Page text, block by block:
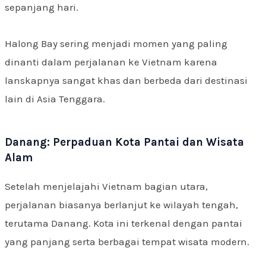
sepanjang hari.
Halong Bay sering menjadi momen yang paling
dinanti dalam perjalanan ke Vietnam karena
lanskapnya sangat khas dan berbeda dari destinasi
lain di Asia Tenggara.
Danang: Perpaduan Kota Pantai dan Wisata
Alam
Setelah menjelajahi Vietnam bagian utara,
perjalanan biasanya berlanjut ke wilayah tengah,
terutama Danang. Kota ini terkenal dengan pantai
yang panjang serta berbagai tempat wisata modern.